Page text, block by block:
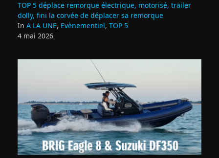
TOP 5 déplace remorque électrique, motorisé, trailer
dolly, fini la corvée de déplacer sa remorque
In A LA UNE, Evènementiel, TOP 5
4 mai 2026